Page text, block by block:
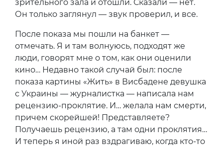
зрительного зала и отошли. Сказали — нет.
Он только заглянул — звук проверил, и все.
После показа мы пошли на банкет —
отмечать. Я и там волнуюсь, подходят же
люди, говорят мне о том, как они оценили
кино… Недавно такой случай был: после
показа картины «Жить» в Висбадене девушка
с Украины — журналистка — написала нам
рецензию-проклятие. И… желала нам смерти,
причем скорейшей! Представляете?
Получаешь рецензию, а там одни проклятия…
И теперь я иной раз вздрагиваю, когда кто-то